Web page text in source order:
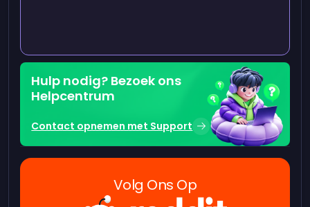
Hulp nodig? Bezoek ons
Helpcentrum
Contact opnemen met Support
Volg Ons Op